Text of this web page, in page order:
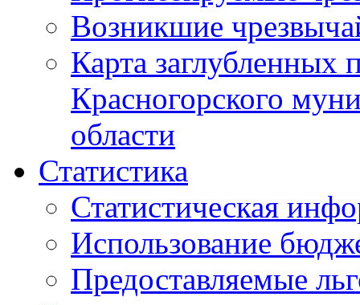
Возникшие
Карта
Красногорского
области
Статистика
Статистическая
Использование
Предоставляемые